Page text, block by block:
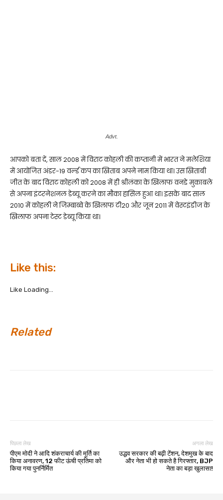
Advt.
आपको बता दें, साल 2008 में विराट कोहली की कप्तानी में भारत ने मलेशिया
में आयोजित अंडर-19 वर्ल्ड कप का खिताब अपने नाम किया था। उस खिताबी
जीत के बाद विराट कोहली को 2008 में ही श्रीलंका के खिलाफ वनडे मुकाबले
से अपना इंटरनेशनल डेब्यू करने का मौका हासिल हुआ था। इसके बाद साल
2010 में कोहली ने जिम्बाब्वे के खिलाफ टी20 और जून 2011 में वेस्टइंडीज के
खिलाफ अपना टेस्ट डेब्यू किया था।
Like this:
Like Loading...
Related
पिछला लेख
पीएम मोदी ने आदि शंकराचार्य की मूर्ति का
किया अनावरण, 12 फीट ऊंची प्रतिमा को
किया गया पुनर्निर्मित
अगला लेख
उद्धव सरकार की बढ़ी टेंशन, देशमुख के बाद
और नेता भी हो सकते है गिरफ्तार, BJP
नेता का बड़ा खुलासा!